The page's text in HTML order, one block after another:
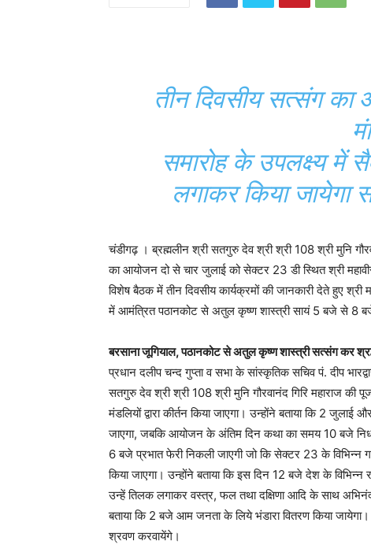
तीन दिवसीय सत्संग
समारोह के उपलक्ष्य में
लगाकर किया जायेगा
चंडीगढ़ । ब्रह्मलीन श्री सतगुरु देव श्री श्री 108 श्री मुनि
का आयोजन दो से चार जुलाई को सेक्टर 23 डी स्थित श्री
विशेष बैठक में तीन दिवसीय कार्यक्रमों की जानकारी देते हुए श्री
में आमंत्रित पठानकोट से अतुल कृष्ण शास्त्री सायं 5 बजे से 8
बरसाना जूगियाल, पठानकोट से अतुल कृष्ण शास्त्री सत्संग कर
प्रधान दलीप चन्द गुप्ता व सभा के सांस्कृतिक सचिव पं. दीप
सतगुरु देव श्री श्री 108 श्री मुनि गौरवानंद गिरि महाराज की
मंडलियों द्वारा कीर्तन किया जाएगा। उन्होंने बताया कि 2
जाएगा, जबकि आयोजन के अंतिम दिन कथा का समय 10 बजे
6 बजे प्रभात फेरी निकली जाएगी जो कि सेक्टर 23 के विभिन्न
किया जाएगा। उन्होंने बताया कि इस दिन 12 बजे देश के
उन्हें तिलक लगाकर वस्त्र, फल तथा दक्षिणा आदि के साथ
बताया कि 2 बजे आम जनता के लिये भंडारा वितरण किया
श्रवण करवायेंगे।